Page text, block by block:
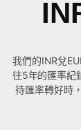
我們的INR兌
往5年的匯率紀
待匯率轉好時